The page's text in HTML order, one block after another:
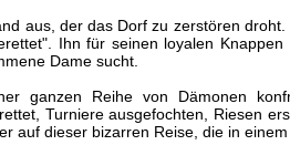
aus, der das Dorf zu zerstören
Ihn für seinen loyalen
Dame sucht.
ganzen Reihe von Dämonen
Turniere ausgefochten, Riesen
auf dieser bizarren Reise, die in